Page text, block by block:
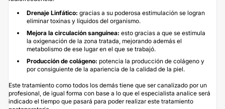
Drenaje Linfático: gracias a su poderosa estimulación se logran
eliminar toxinas y líquidos del organismo.
Mejora la circulación sanguínea: esto gracias a que se estimula
la oxigenación de la zona tratada, mejorando además el
metabolismo de ese lugar en el que se trabajó.
Producción de colágeno: potencia la producción de colágeno y
por consiguiente de la apariencia de la calidad de la piel.
Este tratamiento como todos los demás tiene que ser canalizado por un
profesional, de igual forma con base a lo que el especialista analice será
indicado el tiempo que pasará para poder realizar este tratamiento